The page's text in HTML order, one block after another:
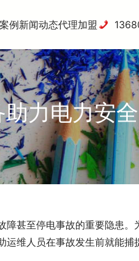
例新闻动态代理加盟
力电力安全
甚至停电事故的重要隐患。
维人员在事故发生前就能捕